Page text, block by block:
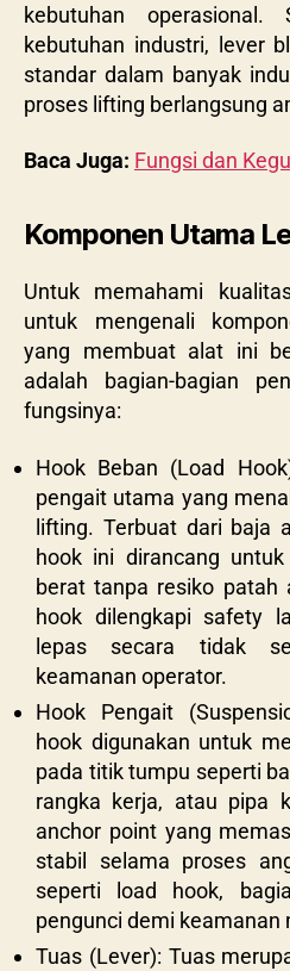
kebutuhan operasional.
kebutuhan industri, lever
standar dalam banyak
proses lifting berlangsung
Baca Juga: Fungsi dan
Komponen Utama
Untuk memahami
untuk mengenali
yang membuat alat ini
adalah bagian-bagian
fungsinya:
Hook Beban (Load
pengait utama yang
lifting. Terbuat dari baja
hook ini dirancang
berat tanpa resiko patah
hook dilengkapi safety
lepas secara tidak
keamanan operator.
Hook Pengait
hook digunakan untuk
pada titik tumpu seperti
rangka kerja, atau pipa
anchor point yang
stabil selama proses
seperti load hook,
pengunci demi keamanan
Tuas (Lever): Tuas